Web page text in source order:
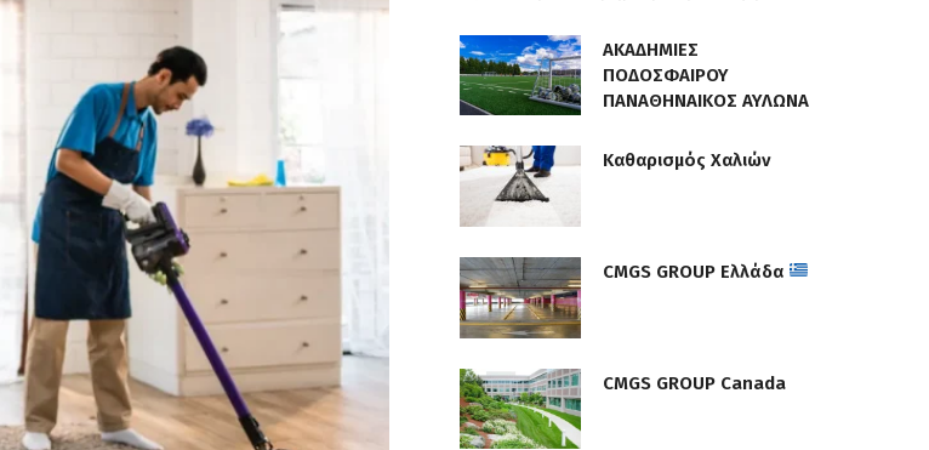
ΑΚΑΔΗΜΙΕΣ
ΠΟΔΟΣΦΑΙΡΟΥ
ΠΑΝΑΘΗΝΑΙΚΟΣ ΑΥΛΩΝΑ
Καθαρισμός Χαλιών
CMGS GROUP Ελλάδα
CMGS GROUP Canada